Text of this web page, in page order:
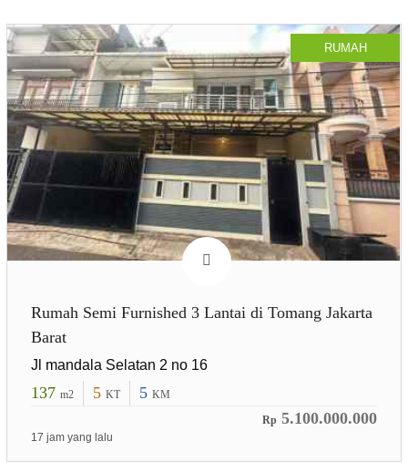
RUMAH
Rumah Semi Furnished 3 Lantai di Tomang Jakarta
Barat
Jl mandala Selatan 2 no 16
137 m2 5 KT 5 KM
Rp 5.100.000.000
17 jam yang lalu